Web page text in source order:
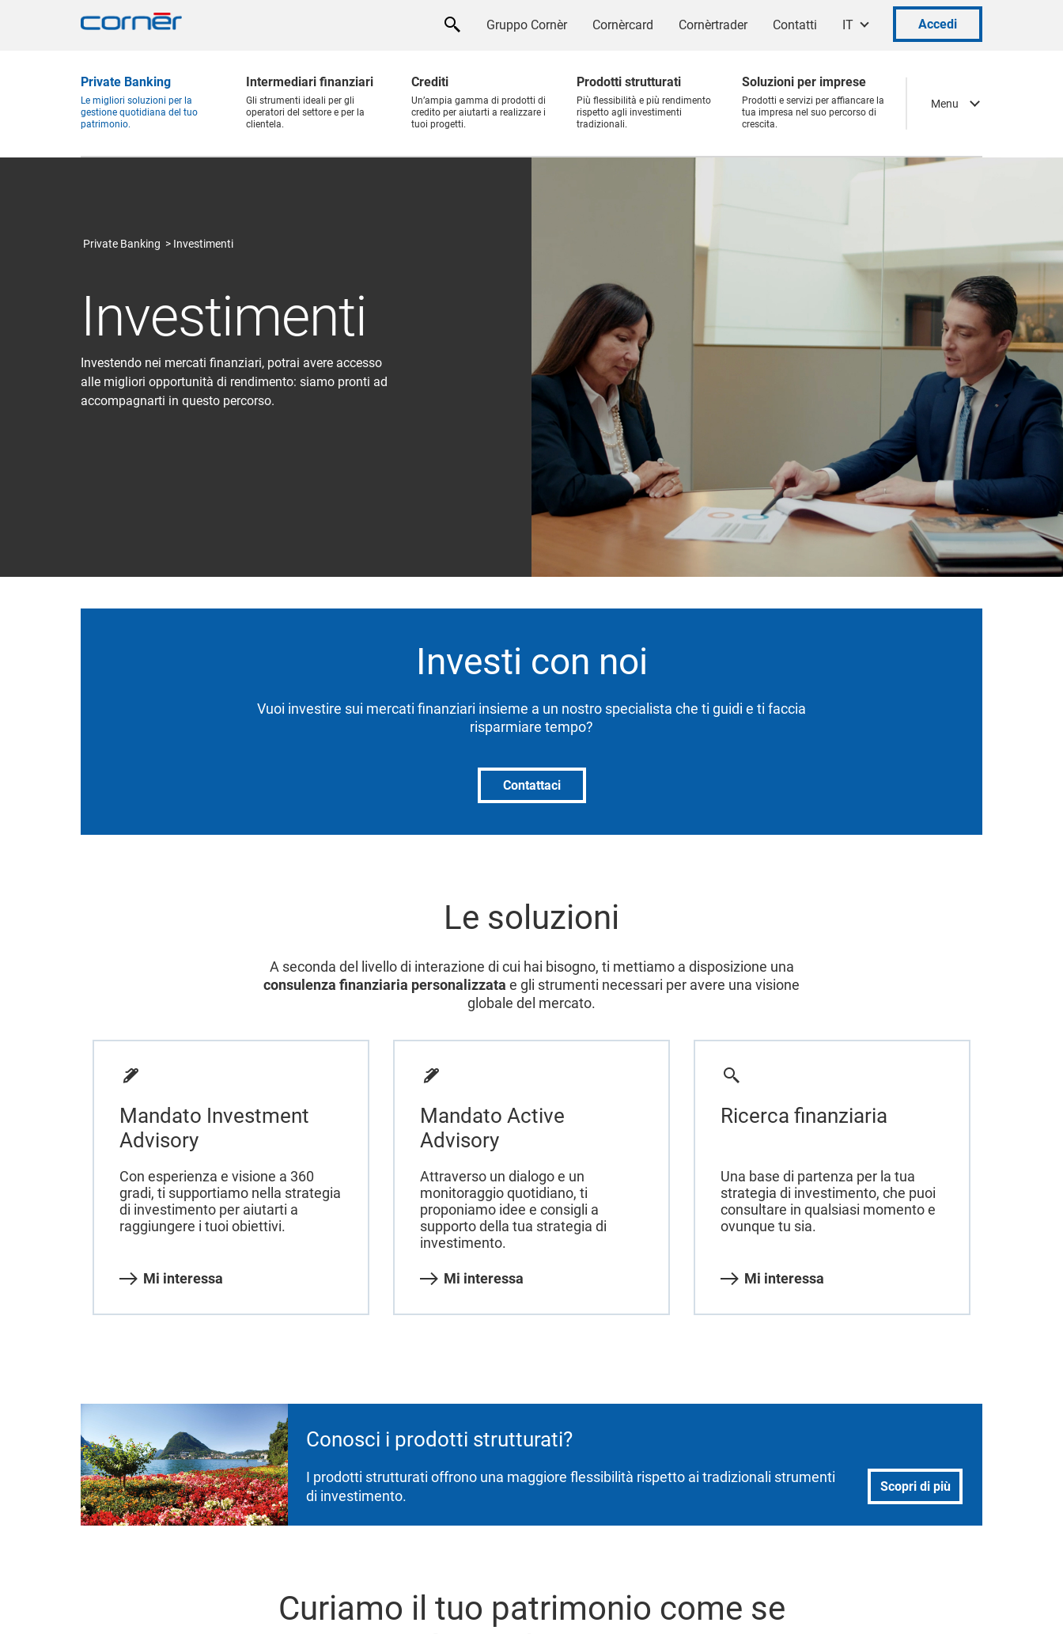
Gruppo Cornèr Cornèrcard Cornèrtrader Contatti IT Accedi
Menu
Private Banking
Le migliori soluzioni per la
gestione quotidiana del tuo
patrimonio.
Intermediari finanziari
Gli strumenti ideali per gli
operatori del settore e per la
clientela.
Crediti
Un’ampia gamma di prodotti di
credito per aiutarti a realizzare i
tuoi progetti.
Prodotti strutturati
Più flessibilità e più rendimento
rispetto agli investimenti
tradizionali.
Soluzioni per imprese
Prodotti e servizi per affiancare la
tua impresa nel suo percorso di
crescita.
Private Banking Investimenti
Investimenti
Investendo nei mercati finanziari, potrai avere accesso
alle migliori opportunità di rendimento: siamo pronti ad
accompagnarti in questo percorso.
Investi con noi
Vuoi investire sui mercati finanziari insieme a un nostro specialista che ti guidi e ti faccia
risparmiare tempo?
Contattaci
Le soluzioni
A seconda del livello di interazione di cui hai bisogno, ti mettiamo a disposizione una
consulenza finanziaria personalizzata e gli strumenti necessari per avere una visione
globale del mercato.
Mandato Investment
Advisory
Con esperienza e visione a 360
gradi, ti supportiamo nella strategia
di investimento per aiutarti a
raggiungere i tuoi obiettivi.
Mi interessa
Mandato Active
Advisory
Attraverso un dialogo e un
monitoraggio quotidiano, ti
proponiamo idee e consigli a
supporto della tua strategia di
investimento.
Mi interessa
Ricerca finanziaria
Una base di partenza per la tua
strategia di investimento, che puoi
consultare in qualsiasi momento e
ovunque tu sia.
Mi interessa
Conosci i prodotti strutturati?
I prodotti strutturati offrono una maggiore flessibilità rispetto ai tradizionali strumenti
di investimento.
Scopri di più
Curiamo il tuo patrimonio come se